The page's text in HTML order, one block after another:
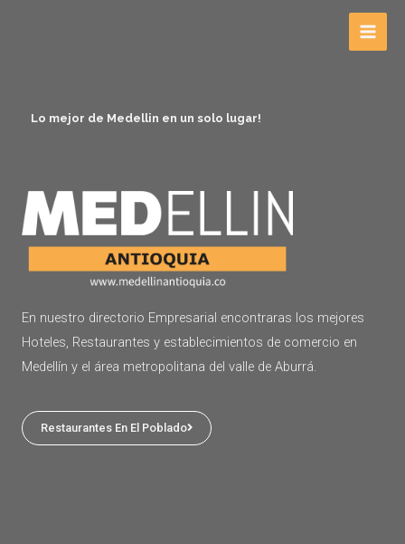
Lo mejor de Medellin en un solo lugar!
En nuestro directorio Empresarial encontraras los mejores
Hoteles, Restaurantes y establecimientos de comercio en
Medellín y el área metropolitana del valle de Aburrá.
Restaurantes En El Poblado